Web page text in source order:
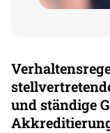
und ständige